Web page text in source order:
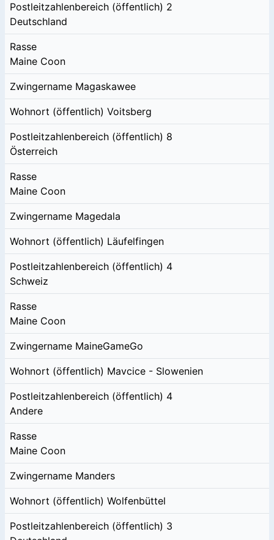
Postleitzahlenbereich (öffentlich) 2
Deutschland
Rasse
Maine Coon
Zwingername Magaskawee
Wohnort (öffentlich) Voitsberg
Postleitzahlenbereich (öffentlich) 8
Österreich
Rasse
Maine Coon
Zwingername Magedala
Wohnort (öffentlich) Läufelfingen
Postleitzahlenbereich (öffentlich) 4
Schweiz
Rasse
Maine Coon
Zwingername MaineGameGo
Wohnort (öffentlich) Mavcice - Slowenien
Postleitzahlenbereich (öffentlich) 4
Andere
Rasse
Maine Coon
Zwingername Manders
Wohnort (öffentlich) Wolfenbüttel
Postleitzahlenbereich (öffentlich) 3